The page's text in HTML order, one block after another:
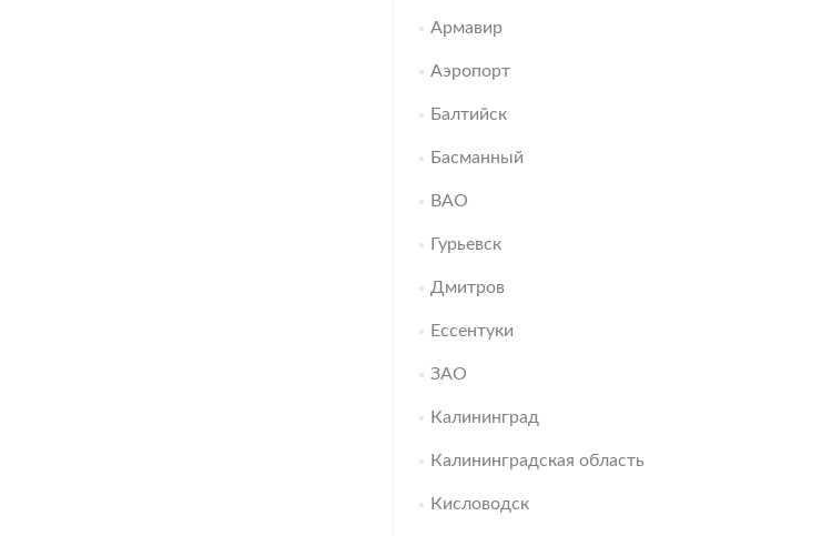
Армавир
Аэропорт
Балтийск
Басманный
ВАО
Гурьевск
Дмитров
Ессентуки
ЗАО
Калининград
Калининградская область
Кисловодск